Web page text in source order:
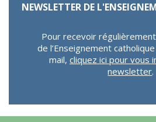
NEWSLETTER DE
Pour recevoir
de l’Enseignement
mail, cliquez ici pour vous
newsletter.